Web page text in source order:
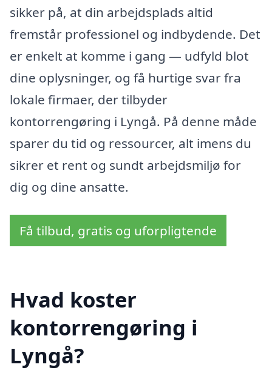
sikker på, at din arbejdsplads altid
fremstår professionel og indbydende. Det
er enkelt at komme i gang — udfyld blot
dine oplysninger, og få hurtige svar fra
lokale firmaer, der tilbyder
kontorrengøring i Lyngå. På denne måde
sparer du tid og ressourcer, alt imens du
sikrer et rent og sundt arbejdsmiljø for
dig og dine ansatte.
Få tilbud, gratis og uforpligtende
Hvad koster
kontorrengøring i
Lyngå?